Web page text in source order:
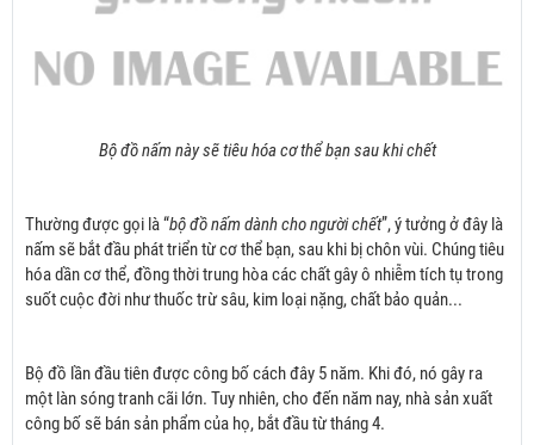
Bộ đồ nấm này sẽ tiêu hóa cơ thể bạn sau khi chết
Thường được gọi là “bộ đồ nấm dành cho người chết”, ý tưởng ở đây là
nấm sẽ bắt đầu phát triển từ cơ thể bạn, sau khi bị chôn vùi. Chúng tiêu
hóa dần cơ thể, đồng thời trung hòa các chất gây ô nhiễm tích tụ trong
suốt cuộc đời như thuốc trừ sâu, kim loại nặng, chất bảo quản...
Bộ đồ lần đầu tiên được công bố cách đây 5 năm. Khi đó, nó gây ra
một làn sóng tranh cãi lớn. Tuy nhiên, cho đến năm nay, nhà sản xuất
công bố sẽ bán sản phẩm của họ, bắt đầu từ tháng 4.